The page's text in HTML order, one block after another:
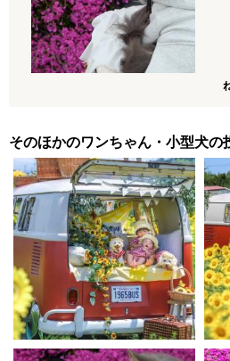
そのほかのワンちゃん・小型犬の